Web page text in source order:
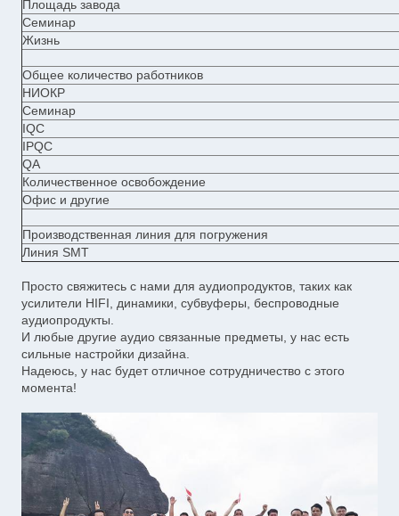
Площадь завода
Семинар
Жизнь
Общее количество работников
НИОКР
Семинар
IQC
IPQC
QA
Количественное освобождение
Офис и другие
Производственная линия для погружения
Линия SMT
Просто свяжитесь с нами для аудиопродуктов, таких как
усилители HIFI, динамики, субвуферы, беспроводные
аудиопродукты.
И любые другие аудио связанные предметы, у нас есть
сильные настройки дизайна.
Надеюсь, у нас будет отличное сотрудничество с этого
момента!